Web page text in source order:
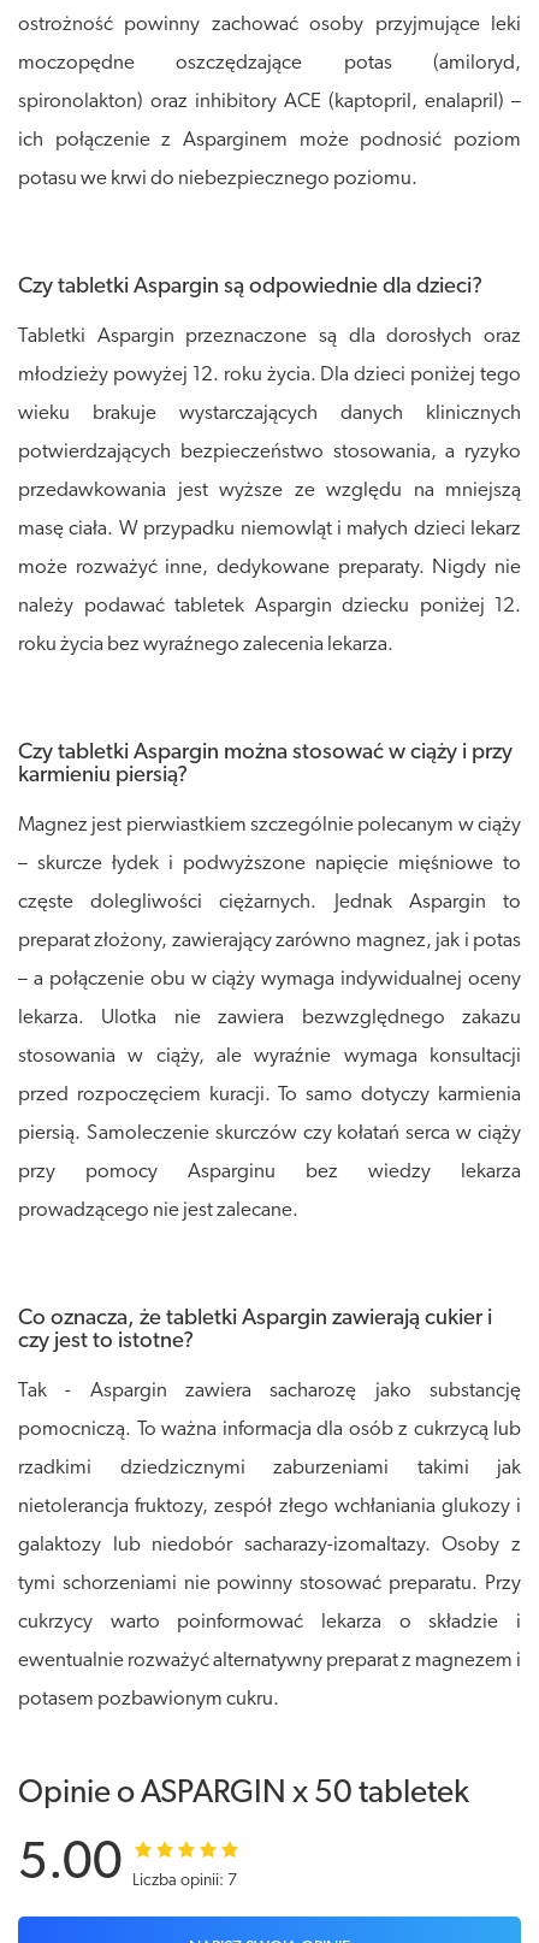
ostrożność powinny zachować osoby przyjmujące leki
moczopędne oszczędzające potas (amiloryd,
spironolakton) oraz inhibitory ACE (kaptopril, enalapril) –
ich połączenie z Asparginem może podnosić poziom
potasu we krwi do niebezpiecznego poziomu.
Czy tabletki Aspargin są odpowiednie dla dzieci?
Tabletki Aspargin przeznaczone są dla dorosłych oraz
młodzieży powyżej 12. roku życia. Dla dzieci poniżej tego
wieku brakuje wystarczających danych klinicznych
potwierdzających bezpieczeństwo stosowania, a ryzyko
przedawkowania jest wyższe ze względu na mniejszą
masę ciała. W przypadku niemowląt i małych dzieci lekarz
może rozważyć inne, dedykowane preparaty. Nigdy nie
należy podawać tabletek Aspargin dziecku poniżej 12.
roku życia bez wyraźnego zalecenia lekarza.
Czy tabletki Aspargin można stosować w ciąży i przy
karmieniu piersią?
Magnez jest pierwiastkiem szczególnie polecanym w ciąży
– skurcze łydek i podwyższone napięcie mięśniowe to
częste dolegliwości ciężarnych. Jednak Aspargin to
preparat złożony, zawierający zarówno magnez, jak i potas
– a połączenie obu w ciąży wymaga indywidualnej oceny
lekarza. Ulotka nie zawiera bezwzględnego zakazu
stosowania w ciąży, ale wyraźnie wymaga konsultacji
przed rozpoczęciem kuracji. To samo dotyczy karmienia
piersią. Samoleczenie skurczów czy kołatań serca w ciąży
przy pomocy Asparginu bez wiedzy lekarza
prowadzącego nie jest zalecane.
Co oznacza, że tabletki Aspargin zawierają cukier i
czy jest to istotne?
Tak - Aspargin zawiera sacharozę jako substancję
pomocniczą. To ważna informacja dla osób z cukrzycą lub
rzadkimi dziedzicznymi zaburzeniami takimi jak
nietolerancja fruktozy, zespół złego wchłaniania glukozy i
galaktozy lub niedobór sacharazy-izomaltazy. Osoby z
tymi schorzeniami nie powinny stosować preparatu. Przy
cukrzycy warto poinformować lekarza o składzie i
ewentualnie rozważyć alternatywny preparat z magnezem i
potasem pozbawionym cukru.
Opinie o ASPARGIN x 50 tabletek
5.00 Liczba opinii: 7